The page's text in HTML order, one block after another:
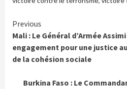
Continue
Reading
Previous
Mali : Le Général d’Armée
engagement pour une justice
de la cohésion sociale
Burkina Faso : Le